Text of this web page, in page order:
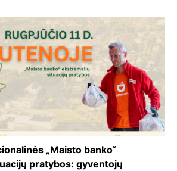
„Maisto banko“
pratybos: gyventojų